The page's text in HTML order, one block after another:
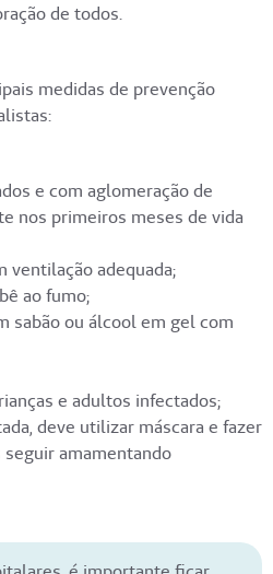
de todos.
medidas de prevenção
e com aglomeração de
nos primeiros meses de vida
ventilação adequada;
ao fumo;
sabão ou álcool em gel com
e adultos infectados;
deve utilizar máscara e fazer
seguir amamentando